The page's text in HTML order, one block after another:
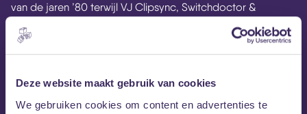
Deze website maakt gebruik van cookies
We gebruiken cookies om content en advertenties te
van de jaren ’80 terwijl VJ Clipsync, Switchdoctor &
DirtyBrown bijpassende commercials en pop- en pulpclips
voorbij laten komen.
zelf aan met de bliksemse verzoekjeszuil.